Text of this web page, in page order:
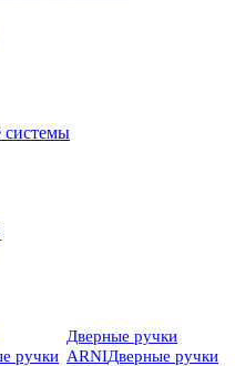
системы
ручки
Дверные ручки
ARNIДверные ручки